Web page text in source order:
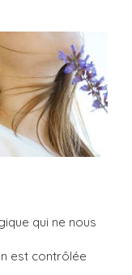
qui ne nous
est contrôlée